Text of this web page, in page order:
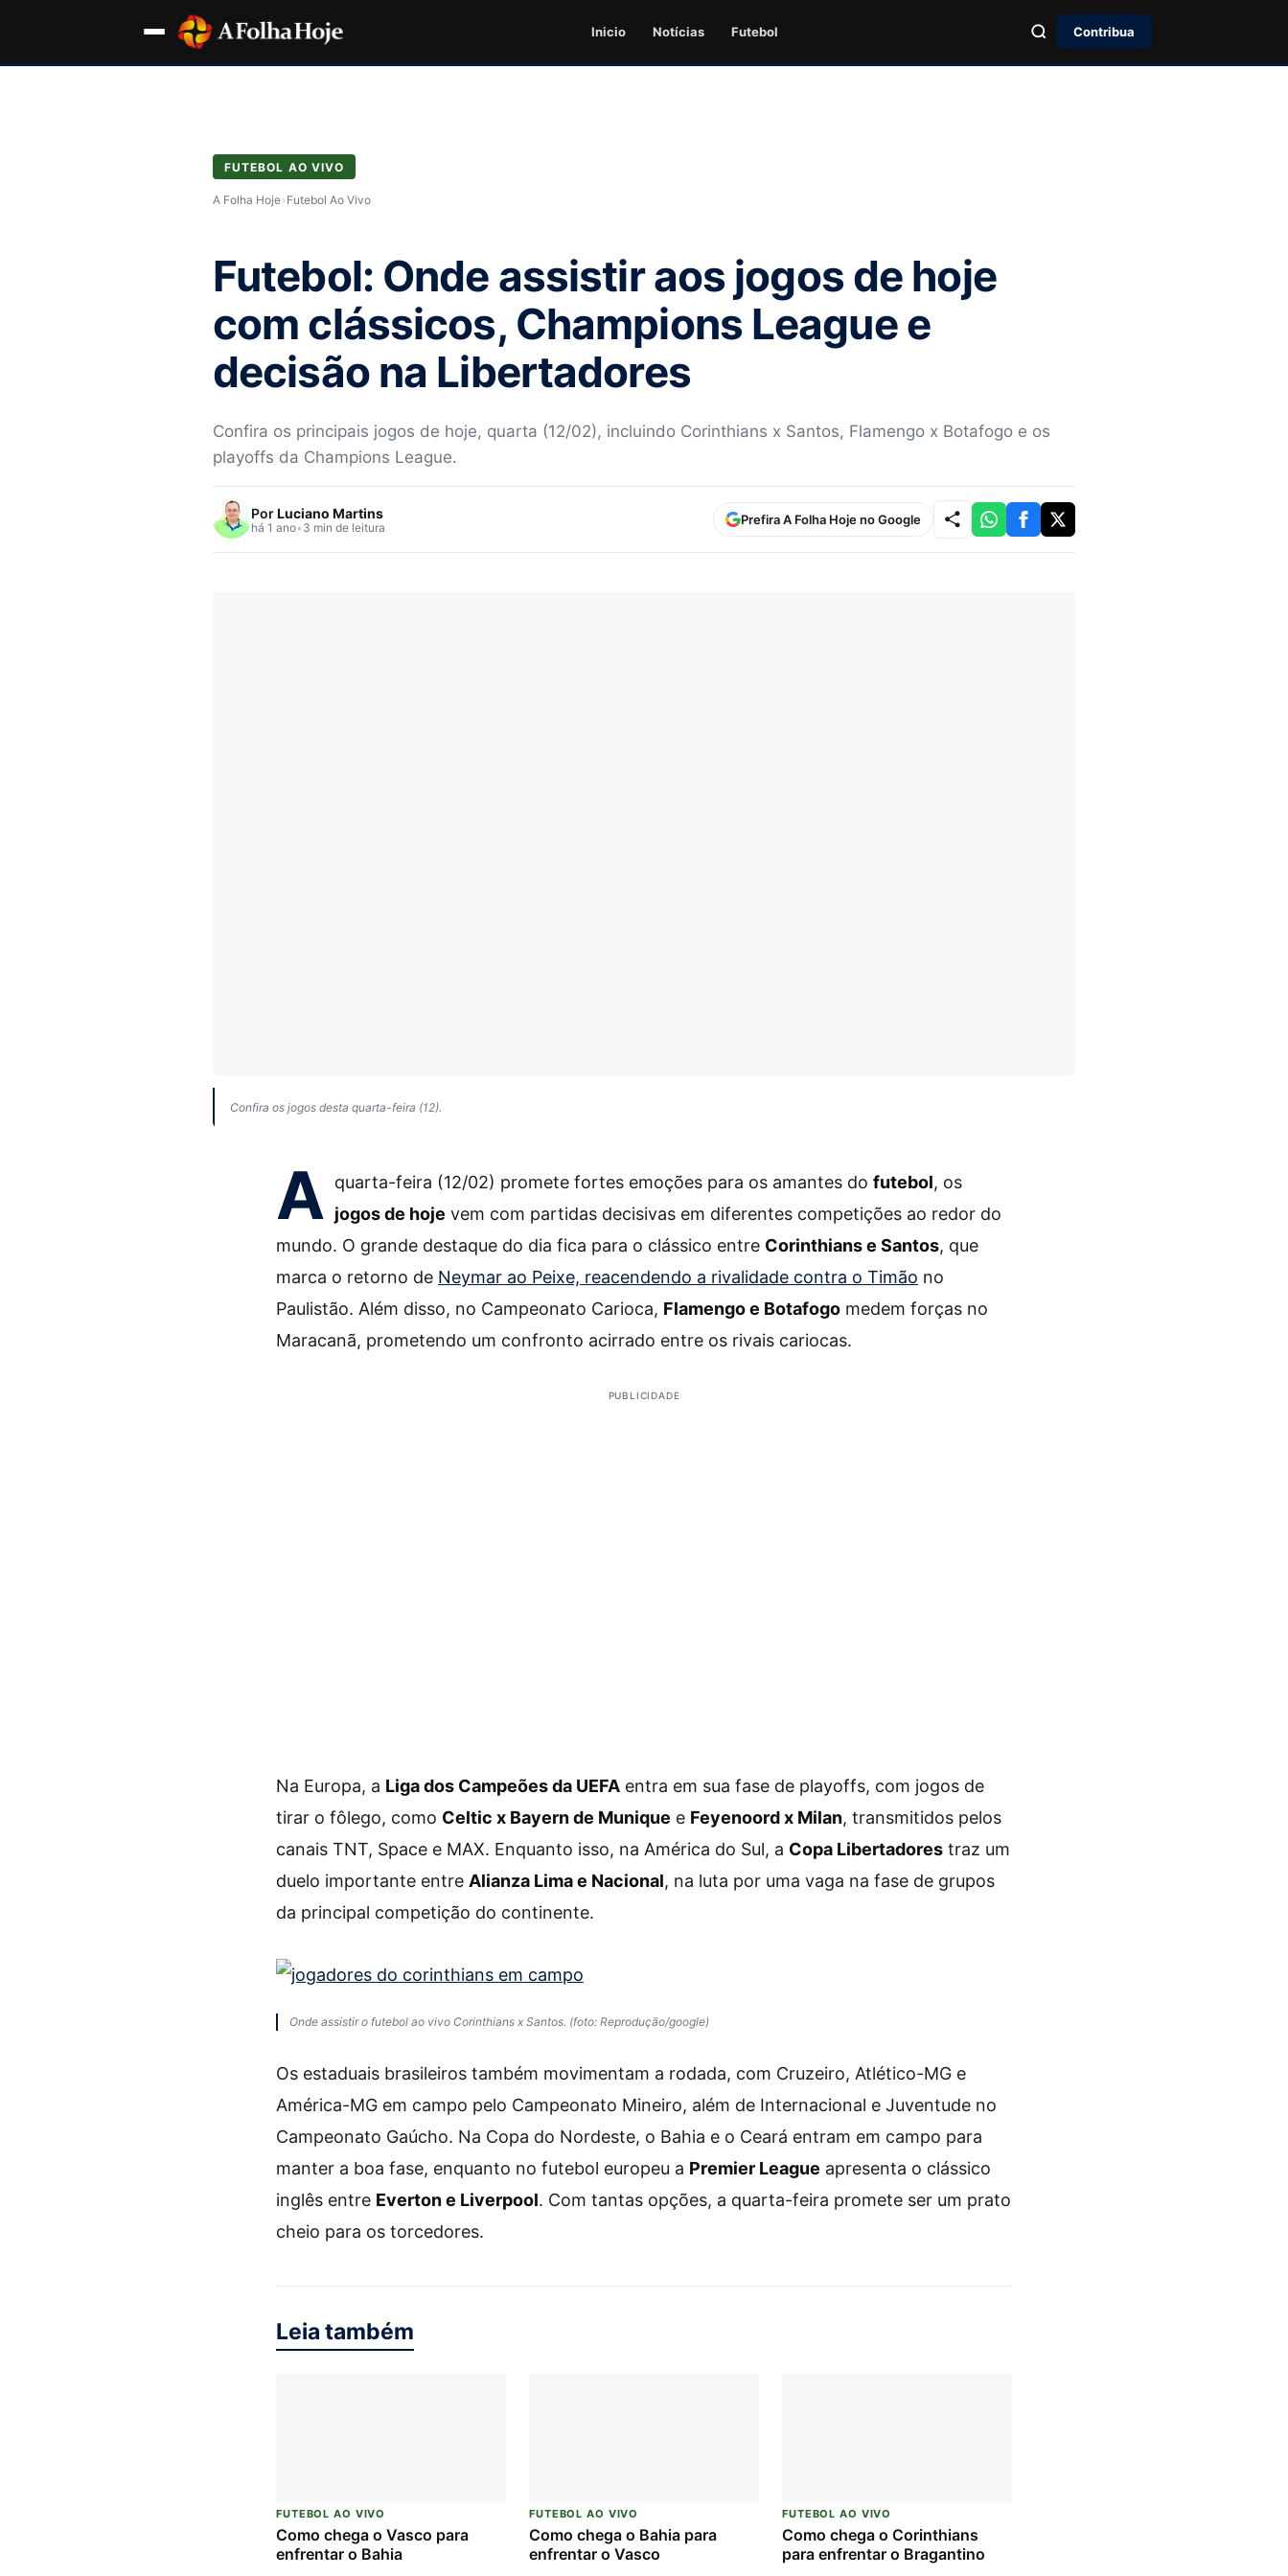
Inicio Notícias Futebol Contribua
FUTEBOL AO VIVO
A Folha Hoje› Futebol Ao Vivo
Futebol: Onde assistir aos jogos de hoje
com clássicos, Champions League e
decisão na Libertadores
Confira os principais jogos de hoje, quarta (12/02), incluindo Corinthians x Santos, Flamengo x Botafogo e os
playoffs da Champions League.
PorLuciano Martins
há 1 ano• 3 min de leitura
Prefira A Folha Hoje no Google
Confira os jogos desta quarta-feira (12).
A quarta-feira (12/02) promete fortes emoções para os amantes do futebol, os
jogos de hoje vem com partidas decisivas em diferentes competições ao redor do
mundo. O grande destaque do dia fica para o clássico entre Corinthians e Santos, que
marca o retorno de Neymar ao Peixe, reacendendo a rivalidade contra o Timão no
Paulistão. Além disso, no Campeonato Carioca, Flamengo e Botafogo medem forças no
Maracanã, prometendo um confronto acirrado entre os rivais cariocas.
PUBLICIDADE
Na Europa, a Liga dos Campeões da UEFA entra em sua fase de playoffs, com jogos de
tirar o fôlego, como Celtic x Bayern de Munique e Feyenoord x Milan, transmitidos pelos
canais TNT, Space e MAX. Enquanto isso, na América do Sul, a Copa Libertadores traz um
duelo importante entre Alianza Lima e Nacional, na luta por uma vaga na fase de grupos
da principal competição do continente.
Onde assistir o futebol ao vivo Corinthians x Santos. (foto: Reprodução/google)
Os estaduais brasileiros também movimentam a rodada, com Cruzeiro, Atlético-MG e
América-MG em campo pelo Campeonato Mineiro, além de Internacional e Juventude no
Campeonato Gaúcho. Na Copa do Nordeste, o Bahia e o Ceará entram em campo para
manter a boa fase, enquanto no futebol europeu a Premier League apresenta o clássico
inglês entre Everton e Liverpool. Com tantas opções, a quarta-feira promete ser um prato
cheio para os torcedores.
Leia também
FUTEBOL AO VIVO
Como chega o Vasco para
enfrentar o Bahia
FUTEBOL AO VIVO
Como chega o Bahia para
enfrentar o Vasco
FUTEBOL AO VIVO
Como chega o Corinthians
para enfrentar o Bragantino